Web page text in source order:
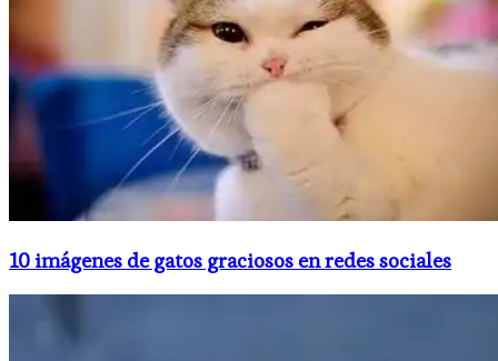
10 imágenes de gatos graciosos en redes sociales